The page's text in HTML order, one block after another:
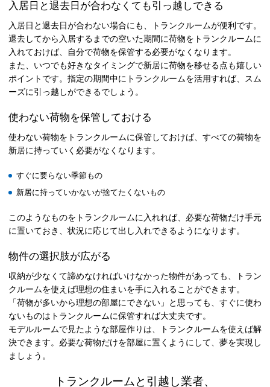
入居日と退去日が合わなくても引っ越しできる
入居日と退去日が合わない場合にも、トランクルームが便利です。
退去してから入居するまでの空いた期間に荷物をトランクルームに
入れておけば、自分で荷物を保管する必要がなくなります。
また、いつでも好きなタイミングで新居に荷物を移せる点も嬉しい
ポイントです。指定の期間中にトランクルームを活用すれば、スム
ーズに引っ越しができるでしょう。
使わない荷物を保管しておける
使わない荷物をトランクルームに保管しておけば、すべての荷物を
新居に持っていく必要がなくなります。
すぐに要らない季節もの
新居に持っていかないが捨てたくないもの
このようなものをトランクルームに入れれば、必要な荷物だけ手元
に置いておき、状況に応じて出し入れできるようになります。
物件の選択肢が広がる
収納が少なくて諦めなければいけなかった物件があっても、トラン
クルームを使えば理想の住まいを手に入れることができます。
「荷物が多いから理想の部屋にできない」と思っても、すぐに使わ
ないものはトランクルームに保管すれば大丈夫です。
モデルルームで見たような部屋作りは、トランクルームを使えば解
決できます。必要な荷物だけを部屋に置くようにして、夢を実現し
ましょう。
トランクルームと引越し業者、